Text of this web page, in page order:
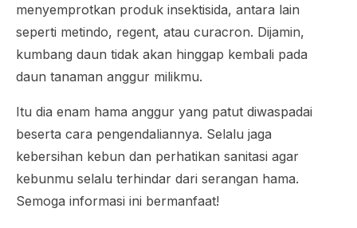
menyemprotkan produk insektisida, antara lain
seperti metindo, regent, atau curacron. Dijamin,
kumbang daun tidak akan hinggap kembali pada
daun tanaman anggur milikmu.
Itu dia enam hama anggur yang patut diwaspadai
beserta cara pengendaliannya. Selalu jaga
kebersihan kebun dan perhatikan sanitasi agar
kebunmu selalu terhindar dari serangan hama.
Semoga informasi ini bermanfaat!